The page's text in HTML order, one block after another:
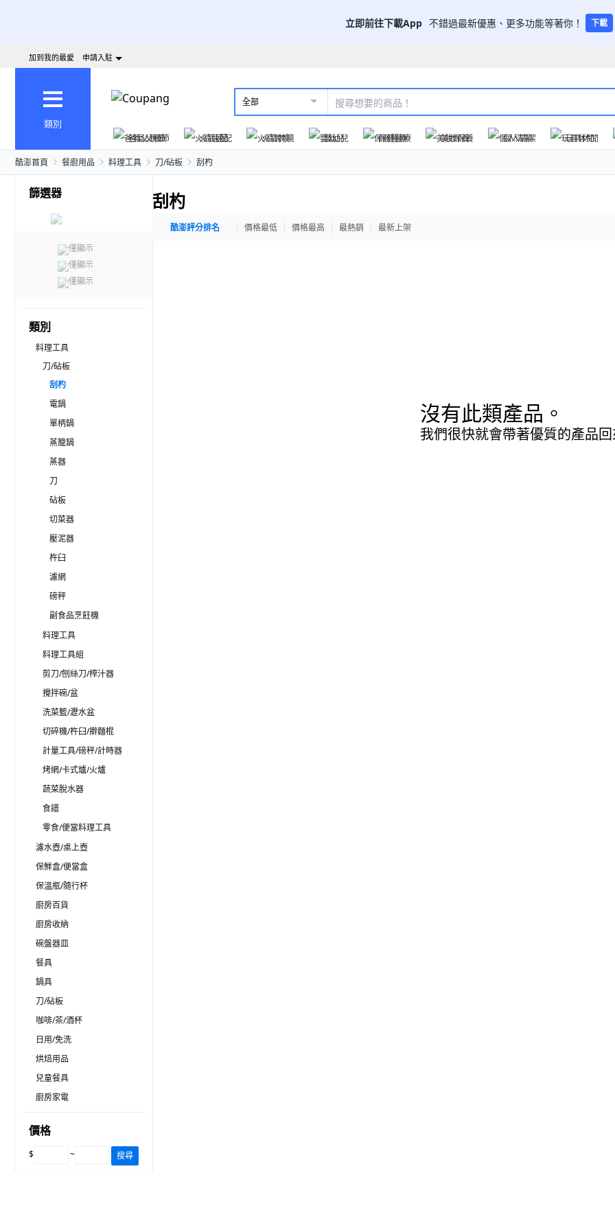
立即前往下載App 不錯過最新優惠、更多功能等著你！ 下載
加到我的最愛 申請入駐
類別
全部
爸氣父親節 火箭速配 火箭跨境 嬰幼兒 保健醫療 美妝保養 個人清潔 玩具休閒
酷澎首頁 餐廚用品 料理工具 刀/砧板 刮杓
篩選器
僅顯示
僅顯示
僅顯示
類別
料理工具
刀/砧板
刮杓
電鍋
單柄鍋
蒸籠鍋
蒸器
刀
砧板
切菜器
壓泥器
杵臼
濾網
磅秤
副食品烹飪機
料理工具
料理工具組
剪刀/刨絲刀/榨汁器
攪拌碗/盆
洗菜籃/瀝水盆
切碎機/杵臼/擀麵棍
計量工具/磅秤/計時器
烤網/卡式爐/火爐
蔬菜脫水器
食譜
零食/便當料理工具
濾水壺/桌上壺
保鮮盒/便當盒
保溫瓶/隨行杯
廚房百貨
廚房收納
碗盤器皿
餐具
鍋具
刀/砧板
咖啡/茶/酒杯
日用/免洗
烘焙用品
兒童餐具
廚房家電
價格
$ ~ 搜尋
刮杓
酷澎評分排名 價格最低 價格最高 最熱銷 最新上架
沒有此類產品。
我們很快就會帶著優質的產品